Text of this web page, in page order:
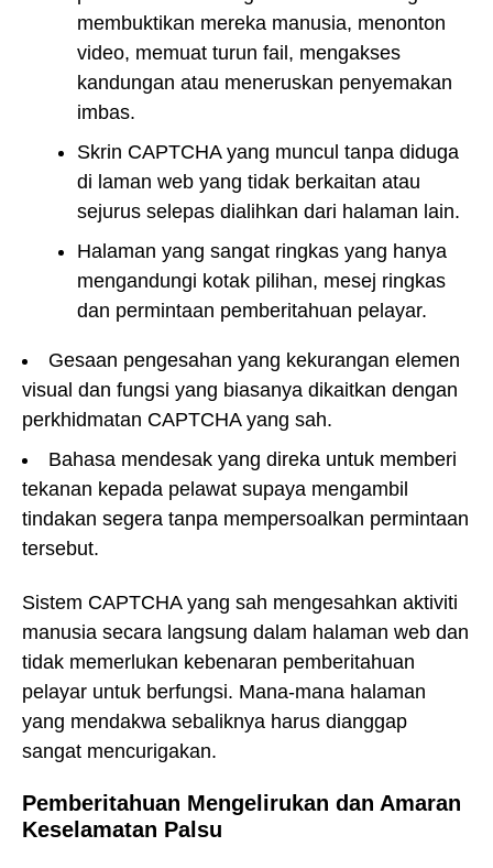
membuktikan mereka manusia, menonton
video, memuat turun fail, mengakses
kandungan atau meneruskan penyemakan
imbas.
Skrin CAPTCHA yang muncul tanpa diduga
di laman web yang tidak berkaitan atau
sejurus selepas dialihkan dari halaman lain.
Halaman yang sangat ringkas yang hanya
mengandungi kotak pilihan, mesej ringkas
dan permintaan pemberitahuan pelayar.
Gesaan pengesahan yang kekurangan elemen
visual dan fungsi yang biasanya dikaitkan dengan
perkhidmatan CAPTCHA yang sah.
Bahasa mendesak yang direka untuk memberi
tekanan kepada pelawat supaya mengambil
tindakan segera tanpa mempersoalkan permintaan
tersebut.
Sistem CAPTCHA yang sah mengesahkan aktiviti
manusia secara langsung dalam halaman web dan
tidak memerlukan kebenaran pemberitahuan
pelayar untuk berfungsi. Mana-mana halaman
yang mendakwa sebaliknya harus dianggap
sangat mencurigakan.
Pemberitahuan Mengelirukan dan Amaran
Keselamatan Palsu